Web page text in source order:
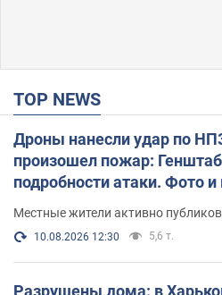
TOP NEWS
Дроны нанесли удар по
произошел пожар:
подробности атаки. Фото и
Местные жители активно
10.08.2026 12:30 5,6 т.
Разрушены дома: в